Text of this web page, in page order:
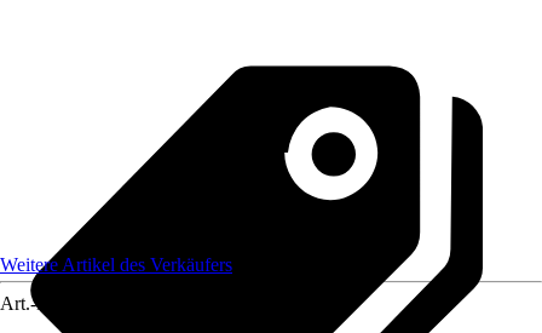
Weitere Artikel des Verkäufers
Art.-Nr.